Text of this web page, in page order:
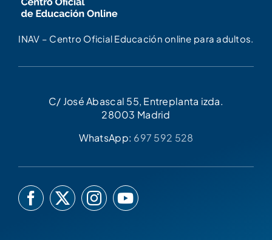
INAV – Centro Oficial Educación online para adultos.
C/ José Abascal 55, Entreplanta izda.
28003 Madrid
WhatsApp: 697 592 528